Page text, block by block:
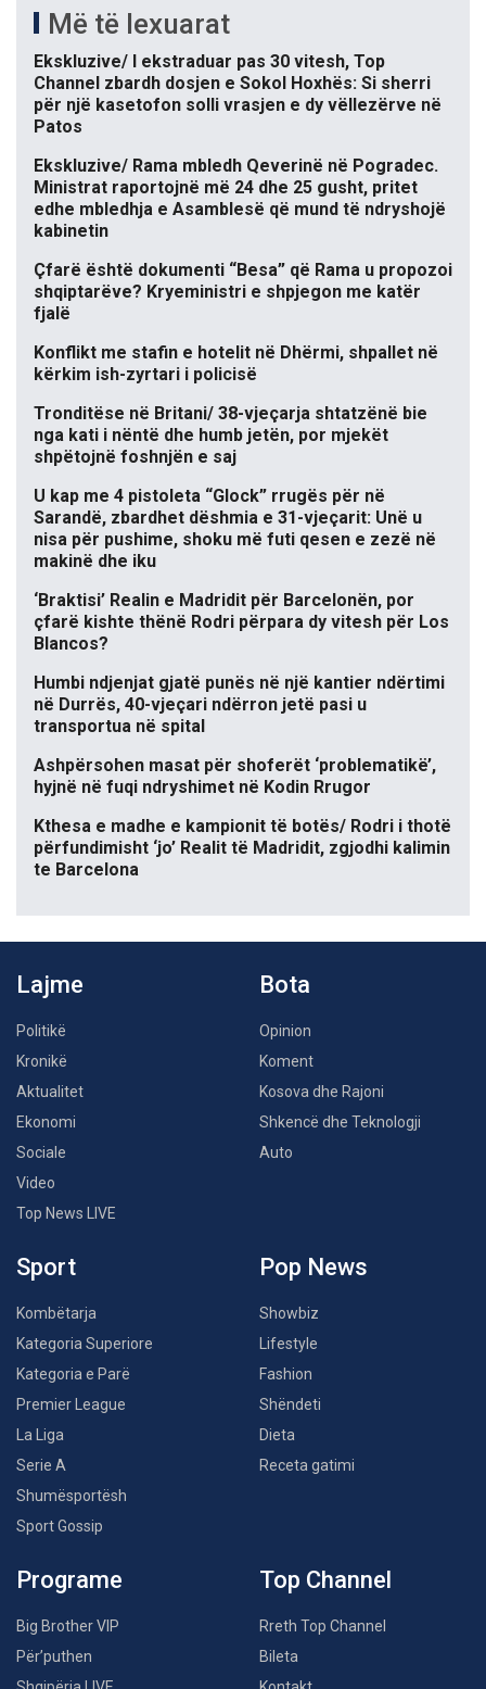
Më të lexuarat
Ekskluzive/ I ekstraduar pas 30 vitesh, Top
Channel zbardh dosjen e Sokol Hoxhës: Si sherri
për një kasetofon solli vrasjen e dy vëllezërve në
Patos
Ekskluzive/ Rama mbledh Qeverinë në Pogradec.
Ministrat raportojnë më 24 dhe 25 gusht, pritet
edhe mbledhja e Asamblesë që mund të ndryshojë
kabinetin
Çfarë është dokumenti “Besa” që Rama u propozoi
shqiptarëve? Kryeministri e shpjegon me katër
fjalë
Konflikt me stafin e hotelit në Dhërmi, shpallet në
kërkim ish-zyrtari i policisë
Tronditëse në Britani/ 38-vjeçarja shtatzënë bie
nga kati i nëntë dhe humb jetën, por mjekët
shpëtojnë foshnjën e saj
U kap me 4 pistoleta “Glock” rrugës për në
Sarandë, zbardhet dëshmia e 31-vjeçarit: Unë u
nisa për pushime, shoku më futi qesen e zezë në
makinë dhe iku
‘Braktisi’ Realin e Madridit për Barcelonën, por
çfarë kishte thënë Rodri përpara dy vitesh për Los
Blancos?
Humbi ndjenjat gjatë punës në një kantier ndërtimi
në Durrës, 40-vjeçari ndërron jetë pasi u
transportua në spital
Ashpërsohen masat për shoferët ‘problematikë’,
hyjnë në fuqi ndryshimet në Kodin Rrugor
Kthesa e madhe e kampionit të botës/ Rodri i thotë
përfundimisht ‘jo’ Realit të Madridit, zgjodhi kalimin
te Barcelona
Lajme
Politikë
Kronikë
Aktualitet
Ekonomi
Sociale
Video
Top News LIVE
Bota
Opinion
Koment
Kosova dhe Rajoni
Shkencë dhe Teknologji
Auto
Sport
Kombëtarja
Kategoria Superiore
Kategoria e Parë
Premier League
La Liga
Serie A
Shumësportësh
Sport Gossip
Pop News
Showbiz
Lifestyle
Fashion
Shëndeti
Dieta
Receta gatimi
Programe
Big Brother VIP
Për’puthen
Top Channel
Rreth Top Channel
Bileta